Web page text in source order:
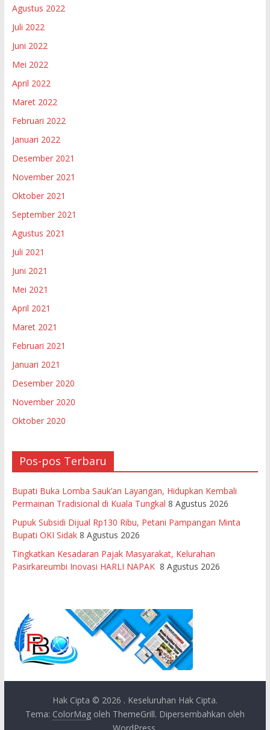
Agustus 2022
Juli 2022
Juni 2022
Mei 2022
April 2022
Maret 2022
Februari 2022
Januari 2022
Desember 2021
November 2021
Oktober 2021
September 2021
Agustus 2021
Juli 2021
Juni 2021
Mei 2021
April 2021
Maret 2021
Februari 2021
Januari 2021
Desember 2020
November 2020
Oktober 2020
Pos-pos Terbaru
Bupati Buka Lomba Sauk’an Layangan, Hidupkan Kembali
Permainan Tradisional di Kuala Tungkal 8 Agustus 2026
Pupuk Subsidi Dijual Rp130 Ribu, Petani Pampangan Minta
Bupati OKI Sidak 8 Agustus 2026
Tingkatkan Kesadaran Pajak Masyarakat, Kelurahan
Pasirkareumbi Inovasi HARLI NAPAK 8 Agustus 2026
Hak Cipta © 2026 . Keseluruhan Hak Cipta.
Tema: ColorMagoleh ThemeGrill. Dipersembahkan oleh